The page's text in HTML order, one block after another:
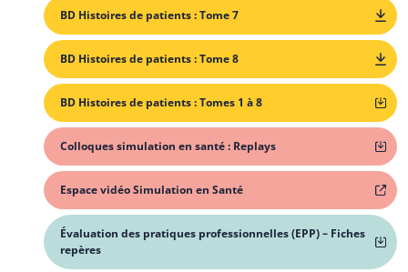
BD Histoires de patients : Tome 7
BD Histoires de patients : Tome 8
BD Histoires de patients : Tomes 1 à 8
Colloques simulation en santé : Replays
Espace vidéo Simulation en Santé
Évaluation des pratiques professionnelles (EPP) – Fiches
repères